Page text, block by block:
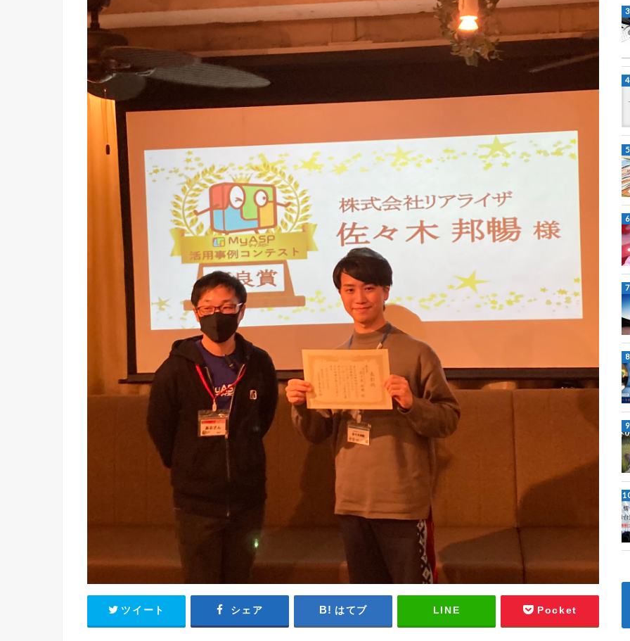
ツイート シェア はてブ LINE Pocket